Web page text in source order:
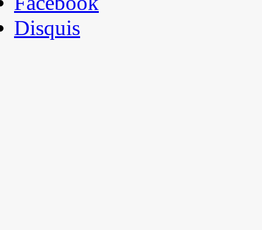
Disquis